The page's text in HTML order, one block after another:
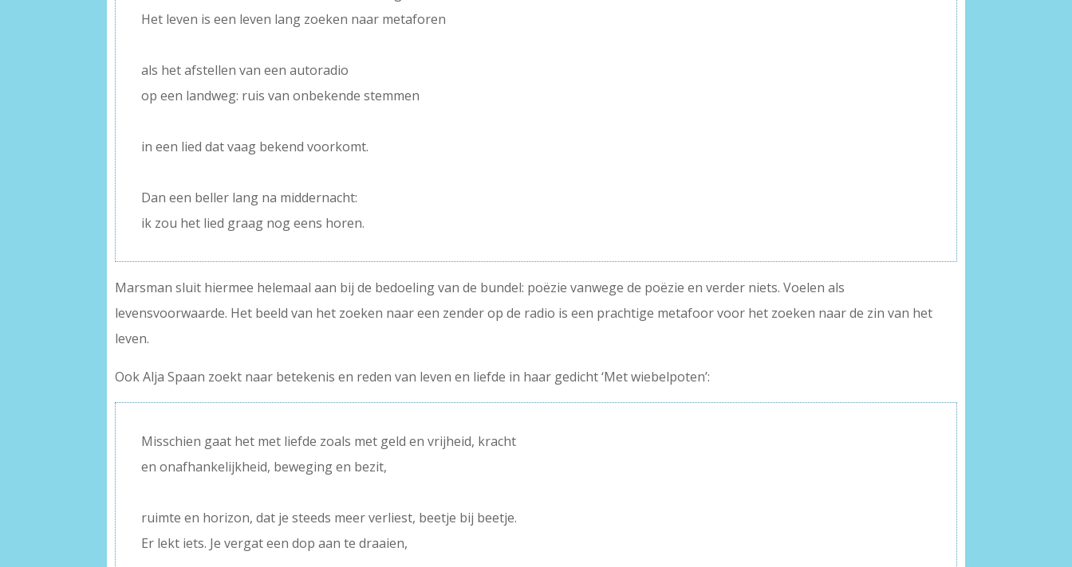
Het leven is een leven lang zoeken naar metaforen
als het afstellen van een autoradio
op een landweg: ruis van onbekende stemmen
in een lied dat vaag bekend voorkomt.
Dan een beller lang na middernacht:
ik zou het lied graag nog eens horen.
Marsman sluit hiermee helemaal aan bij de bedoeling van de bundel: poëzie vanwege de poëzie en verder niets. Voelen als
levensvoorwaarde. Het beeld van het zoeken naar een zender op de radio is een prachtige metafoor voor het zoeken naar de zin van het
leven.
Ook Alja Spaan zoekt naar betekenis en reden van leven en liefde in haar gedicht ‘Met wiebelpoten’:
Misschien gaat het met liefde zoals met geld en vrijheid, kracht
en onafhankelijkheid, beweging en bezit,
ruimte en horizon, dat je steeds meer verliest, beetje bij beetje.
Er lekt iets. Je vergat een dop aan te draaien,